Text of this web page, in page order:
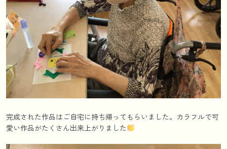
完成された作品はご自宅に持ち帰ってもらいました。カラフルで可
愛い作品がたくさん出来上がりました